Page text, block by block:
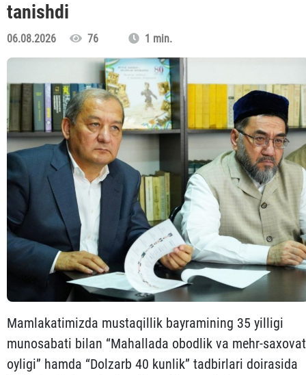
tanishdi
06.08.2026 76 1 min.
Mamlakatimizda mustaqillik bayramining 35 yilligi
munosabati bilan “Mahallada obodlik va mehr-saxovat
oyligi” hamda “Dolzarb 40 kunlik” tadbirlari doirasida